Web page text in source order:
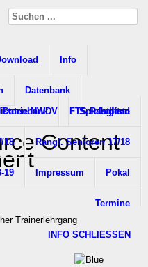
Content
Jugend
Datenbank FTS Rangliste
Info
NWDV Spielstätten
18 Rangl. Senioren 17/18
19 Impressum Pokal
Termine
Datenbank
Trainerlehrgang
INFO SCHLIESSEN